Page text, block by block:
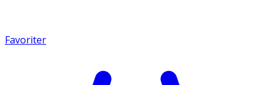
Favoriter